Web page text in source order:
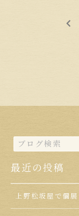
最近の投稿
上野松坂屋で個展